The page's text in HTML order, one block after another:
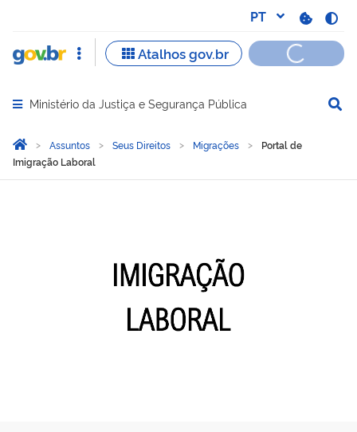
Abrir menu principal de navegação
Ministério da Justiça e Segurança Pública
Você está aqui:
Página Inicial
Assuntos Seus Direitos Migrações
Portal de
Imigração Laboral